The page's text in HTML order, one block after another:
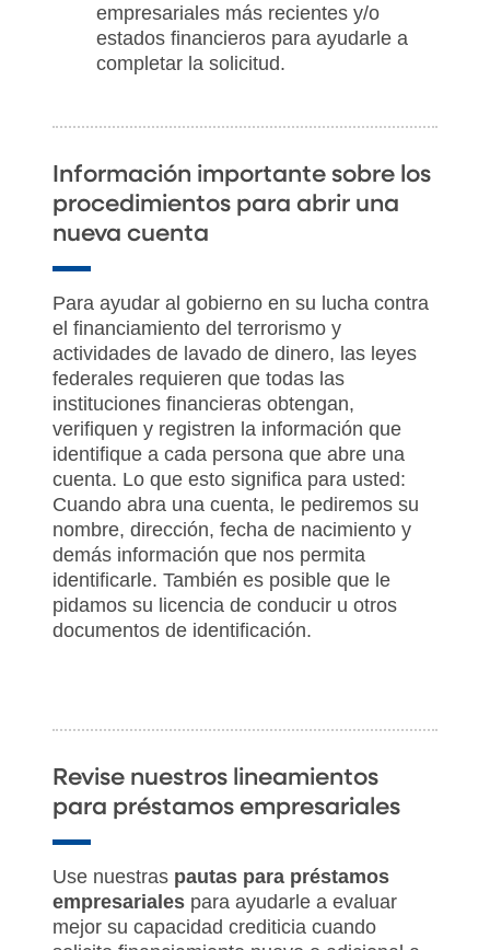
empresariales más recientes y/o
estados financieros para ayudarle a
completar la solicitud.
Información importante sobre los
procedimientos para abrir una
nueva cuenta
Para ayudar al gobierno en su lucha contra
el financiamiento del terrorismo y
actividades de lavado de dinero, las leyes
federales requieren que todas las
instituciones financieras obtengan,
verifiquen y registren la información que
identifique a cada persona que abre una
cuenta. Lo que esto significa para usted:
Cuando abra una cuenta, le pediremos su
nombre, dirección, fecha de nacimiento y
demás información que nos permita
identificarle. También es posible que le
pidamos su licencia de conducir u otros
documentos de identificación.
Revise nuestros lineamientos
para préstamos empresariales
Use nuestras pautas para préstamos
empresariales para ayudarle a evaluar
mejor su capacidad crediticia cuando